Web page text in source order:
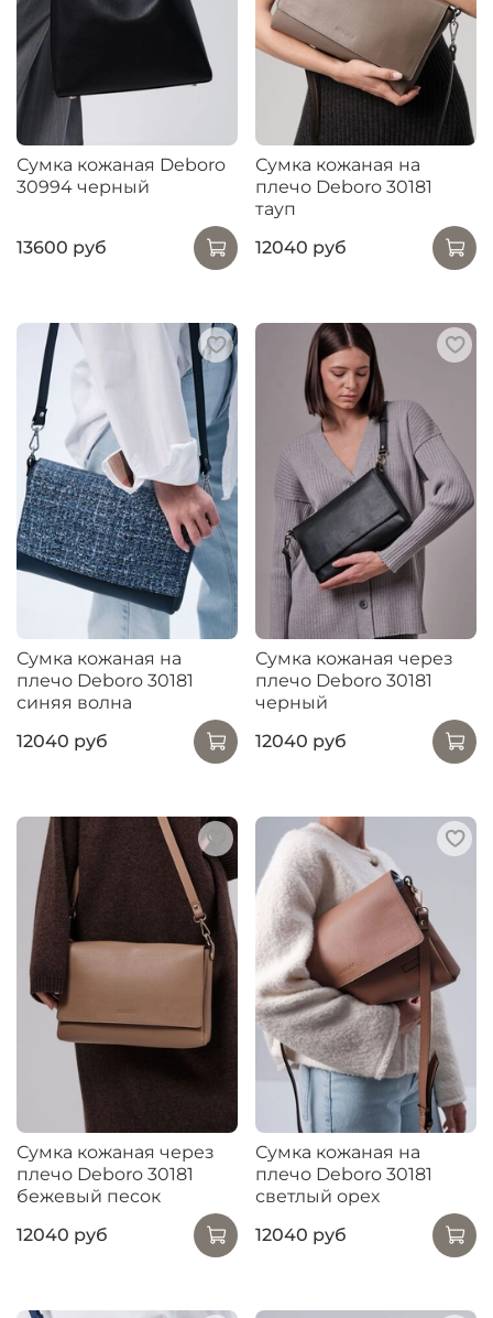
Сумка кожаная Deboro
30994 черный
13600 руб
Сумка кожаная на
плечо Deboro 30181
тауп
12040 руб
Сумка кожаная на
плечо Deboro 30181
синяя волна
12040 руб
Сумка кожаная через
плечо Deboro 30181
черный
12040 руб
Сумка кожаная через
плечо Deboro 30181
бежевый песок
12040 руб
Сумка кожаная на
плечо Deboro 30181
светлый орех
12040 руб